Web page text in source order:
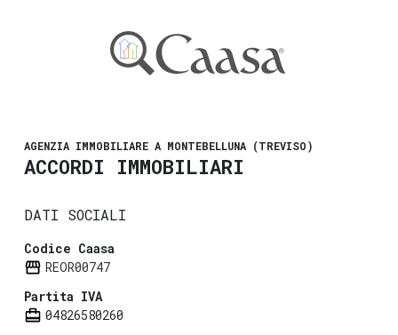
AGENZIA IMMOBILIARE A MONTEBELLUNA (TREVISO)
ACCORDI IMMOBILIARI
DATI SOCIALI
Codice Caasa
REOR00747
Partita IVA
04826580260